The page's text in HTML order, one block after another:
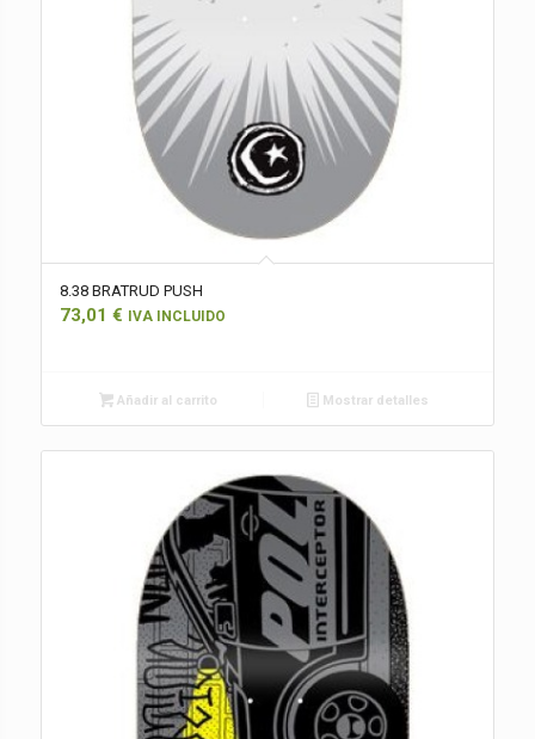
8.38 BRATRUD PUSH
73,01 € IVA INCLUIDO
Añadir al carrito Mostrar detalles